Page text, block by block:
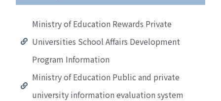
Ministry of Education Rewards Private
Universities School Affairs Development
Program Information
Ministry of Education Public and private
university information evaluation system